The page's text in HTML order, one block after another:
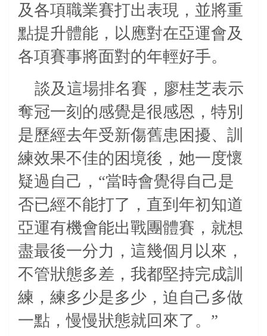
及各項職業賽打出表現，並將重
點提升體能，以應對在亞運會及
各項賽事將面對的年輕好手。
談及這場排名賽，廖桂芝表示
奪冠一刻的感覺是很感恩，特別
是歷經去年受新傷舊患困擾、訓
練效果不佳的困境後，她一度懷
疑過自己，“當時會覺得自己是
否已經不能打了，直到年初知道
亞運有機會能出戰團體賽，就想
盡最後一分力，這幾個月以來，
不管狀態多差，我都堅持完成訓
練，練多少是多少，迫自己多做
一點，慢慢狀態就回來了。”